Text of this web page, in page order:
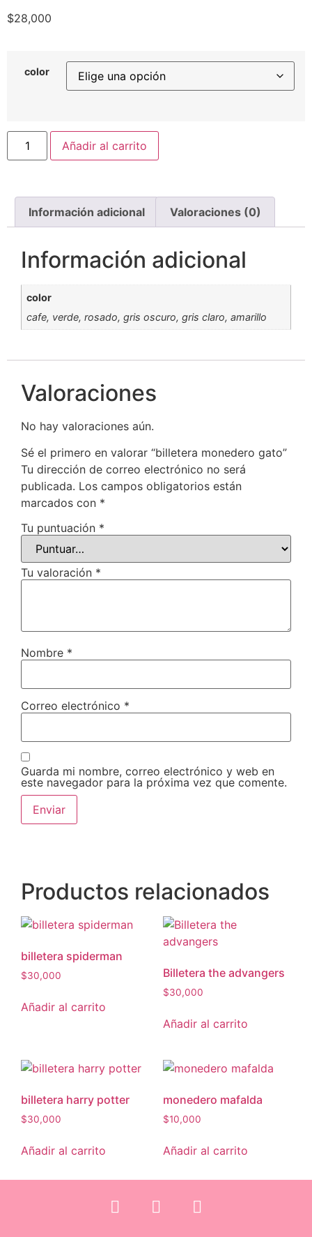
$28,000
color
Añadir al carrito
Información adicional Valoraciones (0)
Información adicional
color
cafe, verde, rosado, gris oscuro, gris claro, amarillo
Valoraciones
No hay valoraciones aún.
Sé el primero en valorar “billetera monedero gato”
Tu dirección de correo electrónico no será
publicada. Los campos obligatorios están
marcados con *
Tu puntuación *
Tu valoración *
Nombre *
Correo electrónico *
Guarda mi nombre, correo electrónico y web en
este navegador para la próxima vez que comente.
Productos relacionados
billetera spiderman
$30,000
Añadir al carrito
Billetera the advangers
$30,000
Añadir al carrito
billetera harry potter
$30,000
Añadir al carrito
monedero mafalda
$10,000
Añadir al carrito